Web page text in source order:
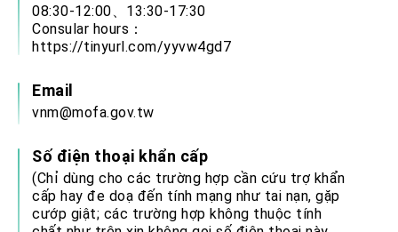
08:30-12:00、13:30-17:30
Consular hours：
https://tinyurl.com/yyvw4gd7
Email
vnm@mofa.gov.tw
Số điện thoại khẩn cấp
(Chỉ dùng cho các trường hợp cần cứu trợ khẩn
cấp hay đe doạ đến tính mạng như tai nạn, gặp
cướp giật; các trường hợp không thuộc tính